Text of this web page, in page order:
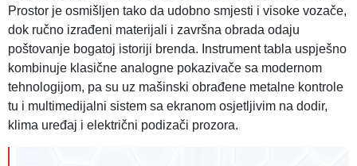
Prostor je osmišljen tako da udobno smjesti i visoke vozače,
dok ručno izrađeni materijali i završna obrada odaju
poštovanje bogatoj istoriji brenda. Instrument tabla uspješno
kombinuje klasične analogne pokazivače sa modernom
tehnologijom, pa su uz mašinski obrađene metalne kontrole
tu i multimedijalni sistem sa ekranom osjetljivim na dodir,
klima uređaj i električni podizači prozora.